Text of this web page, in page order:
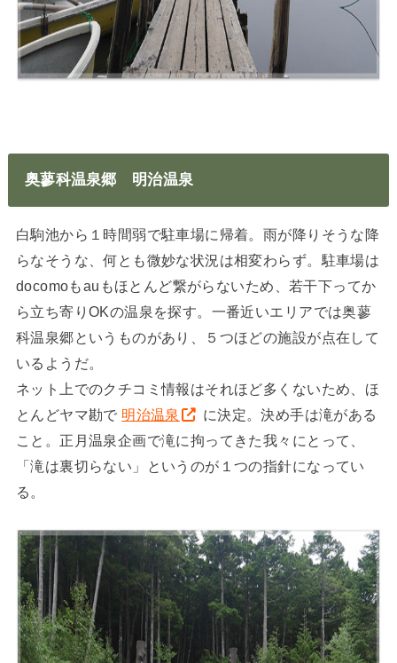
奥蓼科温泉郷 明治温泉
白駒池から１時間弱で駐車場に帰着。雨が降りそうな降
らなそうな、何とも微妙な状況は相変わらず。駐車場は
docomoもauもほとんど繋がらないため、若干下ってか
ら立ち寄りOKの温泉を探す。一番近いエリアでは奥蓼
科温泉郷というものがあり、５つほどの施設が点在して
いるようだ。
ネット上でのクチコミ情報はそれほど多くないため、ほ
とんどヤマ勘で 明治温泉
に決定。決め手は滝がある
こと。正月温泉企画で滝に拘ってきた我々にとって、
「滝は裏切らない」というのが１つの指針になってい
る。